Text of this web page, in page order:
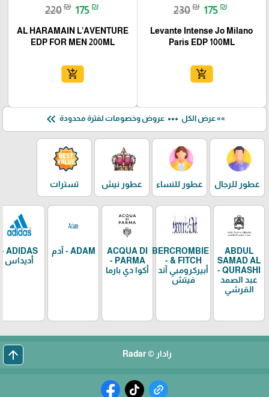
230₪ 175 ₪
Levante Intense Jo Milano
Paris EDP 100ML
add_shopping_cart
220₪ 175 ₪
AL HARAMAIN L’AVENTURE
EDP FOR MEN 200ML
add_shopping_cart
»» عرض الكل more_horiz عروض وخصومات لفترة محدودة keyboard_double_arrow_left
عطور للرجال عطور للنساء عطور نيش تسترات
ABDUL
SAMAD AL
QURASHI -
عبد الصمد
القرشي
ABERCROMBIE
& FITCH -
أبيركرومبي آند
فيتش
ACQUA DI
PARMA -
أكوا دي بارما
ADAM - آدم
ADIDAS -
أديداس
رادار © Radar arrow_upward